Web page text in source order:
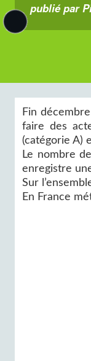
publié par
Fin
faire des
(catégorie A)
Le nombre
enregistre
Sur
En France